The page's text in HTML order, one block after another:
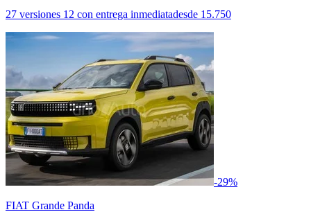
27 versiones 12 con entrega inmediatadesde 15.750
-29%
FIAT Grande Panda